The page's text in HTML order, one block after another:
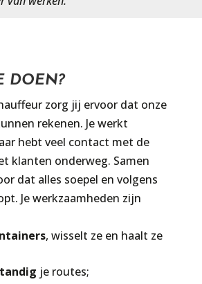
DOEN?
zorg jij ervoor dat onze
rekenen. Je werkt
hebt veel contact met de
klanten onderweg. Samen
dat alles soepel en volgens
Je werkzaamheden zijn
, wisselt ze en haalt ze
je routes;